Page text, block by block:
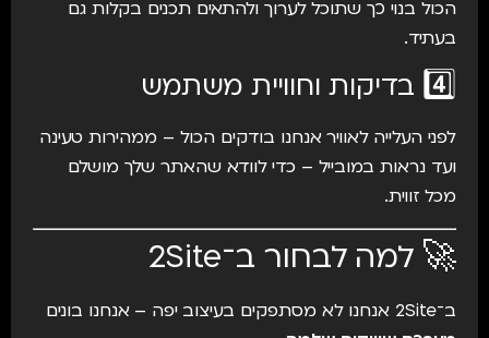
הכול בנוי כך שתוכל לערוך ולהתאים תכנים בקלות גם
בעתיד.
4️⃣ בדיקות וחוויית משתמש
לפני העלייה לאוויר אנחנו בודקים הכול – ממהירות טעינה
ועד נראות במובייל – כדי לוודא שהאתר שלך מושלם
מכל זווית.
🚀 למה לבחור ב־2Site
ב־2Site אנחנו לא מסתפקים בעיצוב יפה – אנחנו בונים